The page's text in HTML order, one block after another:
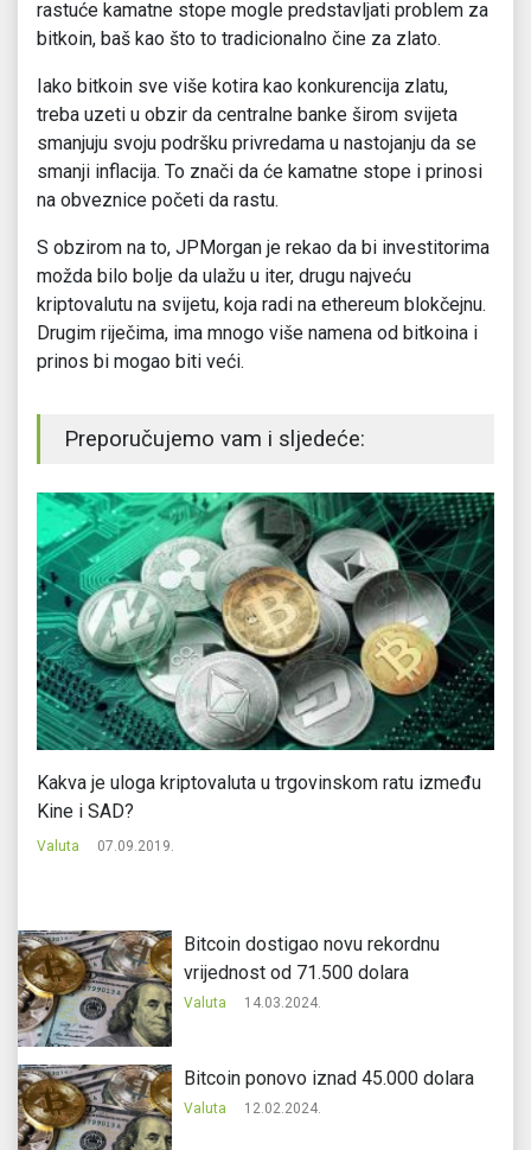
rastuće kamatne stope mogle predstavljati problem za
bitkoin, baš kao što to tradicionalno čine za zlato.
Iako bitkoin sve više kotira kao konkurencija zlatu,
treba uzeti u obzir da centralne banke širom svijeta
smanjuju svoju podršku privredama u nastojanju da se
smanji inflacija. To znači da će kamatne stope i prinosi
na obveznice početi da rastu.
S obzirom na to, JPMorgan je rekao da bi investitorima
možda bilo bolje da ulažu u iter, drugu najveću
kriptovalutu na svijetu, koja radi na ethereum blokčejnu.
Drugim riječima, ima mnogo više namena od bitkoina i
prinos bi mogao biti veći.
Preporučujemo vam i sljedeće:
Kakva je uloga kriptovaluta u trgovinskom ratu između
Kine i SAD?
Valuta 07.09.2019.
Bitcoin dostigao novu rekordnu
vrijednost od 71.500 dolara
Valuta 14.03.2024.
Bitcoin ponovo iznad 45.000 dolara
Valuta 12.02.2024.